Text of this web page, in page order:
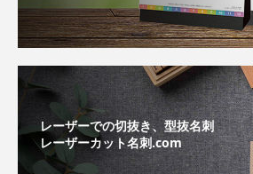
レーザーでの切抜き、型抜名刺
レーザーカット名刺.com